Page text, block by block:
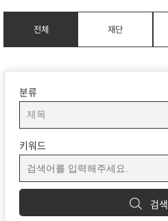
전체 재단
분류
키워드
검색